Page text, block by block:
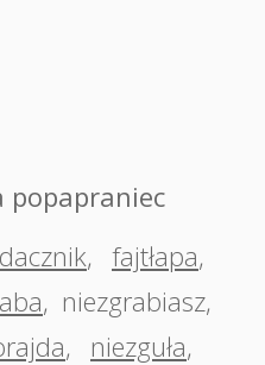
popapraniec
, fajtłapa,
, niezgrabiasz,
, niezguła,